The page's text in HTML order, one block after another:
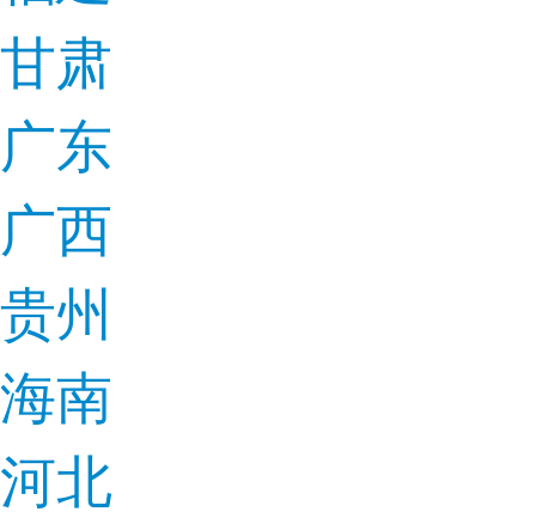
甘肃
广东
广西
贵州
海南
河北